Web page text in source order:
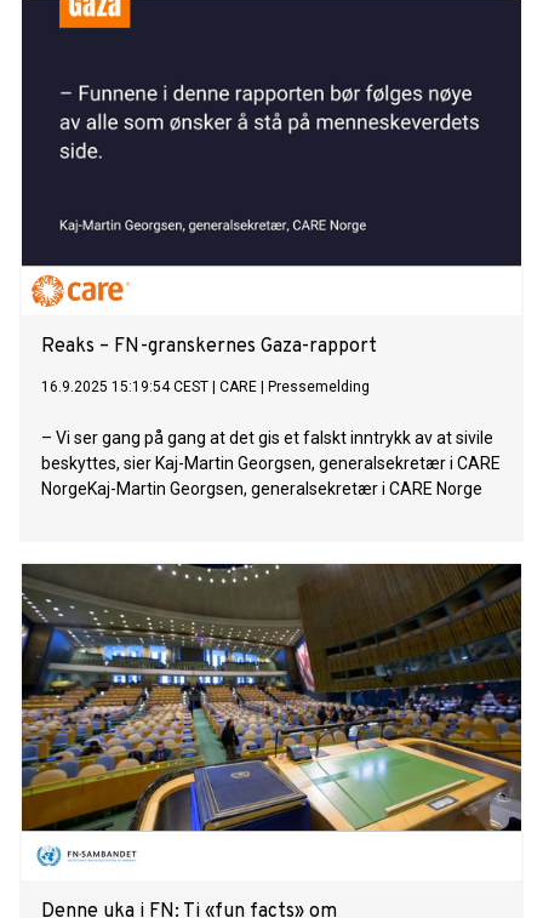
Reaks – FN-granskernes Gaza-rapport
16.9.2025 15:19:54 CEST CARE Pressemelding
– Vi ser gang på gang at det gis et falskt inntrykk av at sivile
beskyttes, sier Kaj-Martin Georgsen, generalsekretær i CARE
NorgeKaj-Martin Georgsen, generalsekretær i CARE Norge
Denne uka i FN: Ti «fun facts» om